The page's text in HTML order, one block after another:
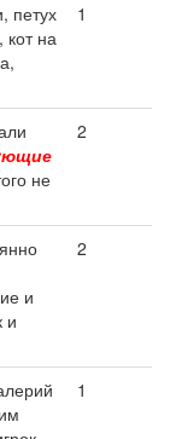
петух
кот на
1
не
2
и
и
2
1